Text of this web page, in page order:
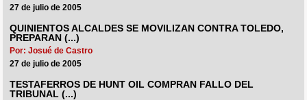
27 de julio de 2005
QUINIENTOS ALCALDES SE MOVILIZAN CONTRA TOLEDO,
PREPARAN (...)
Por: Josué de Castro
27 de julio de 2005
TESTAFERROS DE HUNT OIL COMPRAN FALLO DEL
TRIBUNAL (...)